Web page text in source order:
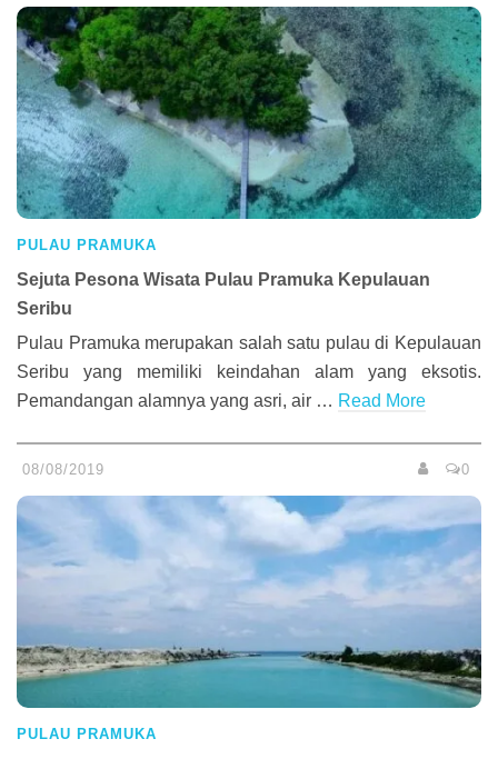
PULAU PRAMUKA
Sejuta Pesona Wisata Pulau Pramuka Kepulauan
Seribu
Pulau Pramuka merupakan salah satu pulau di Kepulauan
Seribu yang memiliki keindahan alam yang eksotis.
Pemandangan alamnya yang asri, air … Read More
08/08/2019 0
PULAU PRAMUKA